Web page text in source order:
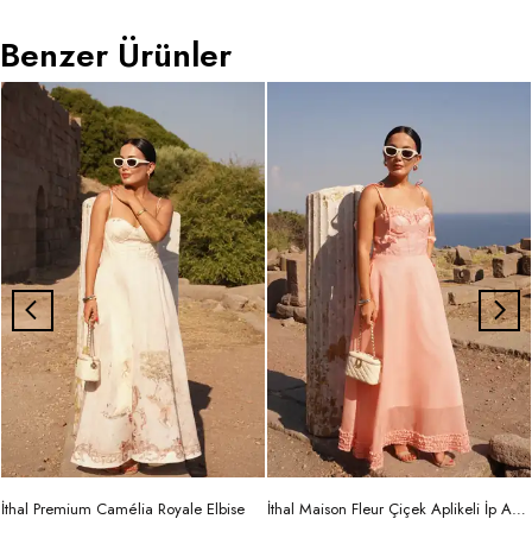
Benzer Ürünler
İthal Premium Camélia Royale Elbise İthal Maison Fleur Çiçek Aplikeli İp Askılı Maxi Elbise